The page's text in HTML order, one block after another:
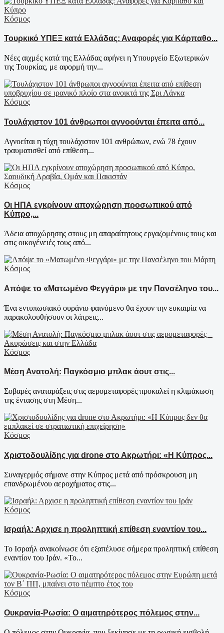
Κόσμος
Τουρκικό ΥΠΕΞ κατά Ελλάδας: Αναφορές για Κάρπαθο...
Νέες αιχμές κατά της Ελλάδας αφήνει η Υπουργείο Εξωτερικών
της Τουρκίας, με αφορμή την...
Κόσμος
Τουλάχιστον 101 άνθρωποι αγνοούνται έπειτα από...
Αγνοείται η τύχη τουλάχιστον 101 ανθρώπων, ενώ 78 έχουν
τραυματισθεί από επίθεση...
Κόσμος
Οι ΗΠΑ εγκρίνουν αποχώρηση προσωπικού από
Κύπρο,...
Άδεια αποχώρησης στους μη απαραίτητους εργαζομένους τους και
στις οικογένειές τους από...
Κόσμος
Απόψε το «Ματωμένο Φεγγάρι» με την Πανσέληνο του...
Ένα εντυπωσιακό ουράνιο φαινόμενο θα έχουν την ευκαιρία να
παρακολουθήσουν οι λάτρεις...
Κόσμος
Μέση Ανατολή: Παγκόσμιο μπλακ άουτ στις...
Σοβαρές αναταράξεις στις αερομεταφορές προκαλεί η κλιμάκωση
της έντασης στη Μέση...
Κόσμος
Χριστοδουλίδης για drone στο Ακρωτήρι: «Η Κύπρος...
Συναγερμός σήμανε στην Κύπρος μετά από πρόσκρουση μη
επανδρωμένου αεροχήματος στις...
Κόσμος
Ισραήλ: Αρχισε η προληπτική επίθεση εναντίον του...
Το Ισραήλ ανακοίνωσε ότι εξαπέλυσε σήμερα προληπτική επίθεση
εναντίον του Ιράν. «Το...
Κόσμος
Ουκρανία-Ρωσία: Ο αιματηρότερος πόλεμος στην...